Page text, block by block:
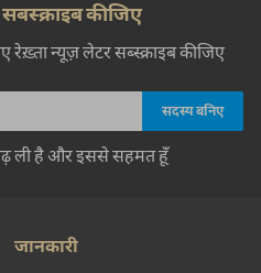
कीजिए
रेख़्ता न्यूज़ लेटर सब्स्क्राइब कीजिए
ली है और इससे सहमत हूँ
जानकारी